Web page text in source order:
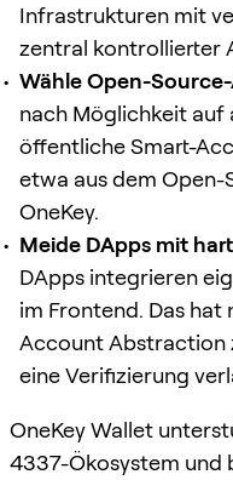
Infrastrukturen mit
zentral kontrollierter
Wähle Open-
nach Möglichkeit auf
öffentliche Smart-
etwa aus dem
OneKey.
Meide DApps mit
DApps integrieren
im Frontend. Das
Account Abstraction
eine Verifizierung
OneKey Wallet
4337-Ökosystem und